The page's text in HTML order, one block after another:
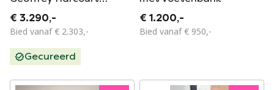
voor Artifort, 1970S
€ 3.290,-
Bied vanaf € 2.303,-
Gecureerd
€ 1.200,-
Bied vanaf € 950,-